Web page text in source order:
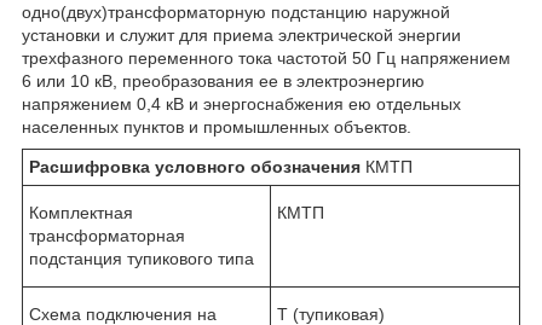
одно(двух)трансформаторную подстанцию наружной
установки и служит для приема электрической энергии
трехфазного переменного тока частотой 50 Гц напряжением
6 или 10 кВ, преобразования ее в электроэнергию
напряжением 0,4 кВ и энергоснабжения ею отдельных
населенных пунктов и промышленных объектов.
Расшифровка условного обозначения КМТП
Комплектная
трансформаторная
подстанция тупикового типа
КМТП
Схема подключения на
Т (тупиковая)